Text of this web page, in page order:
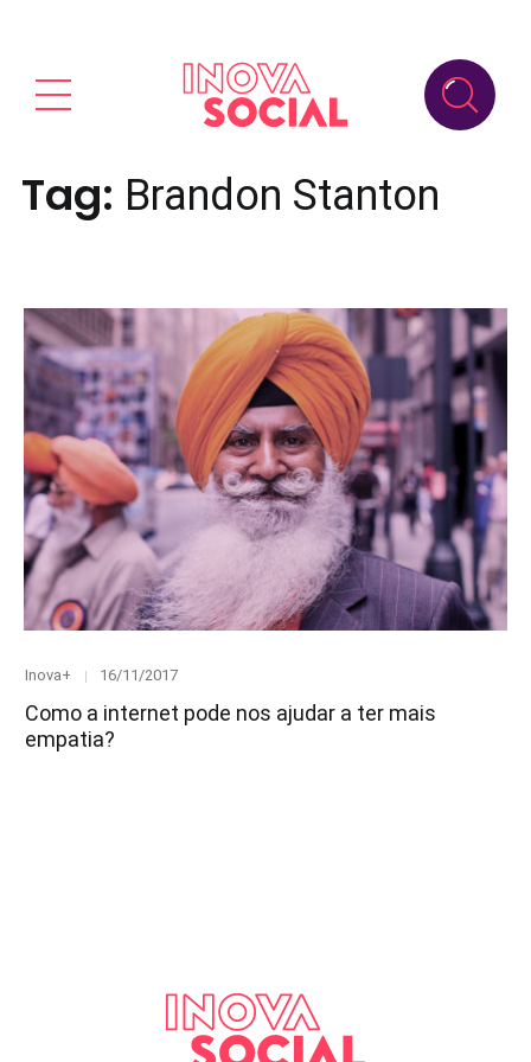
Tag: Brandon Stanton
Category
Inova+
Posted
16/11/2017
Como a internet pode nos ajudar a ter mais
empatia?